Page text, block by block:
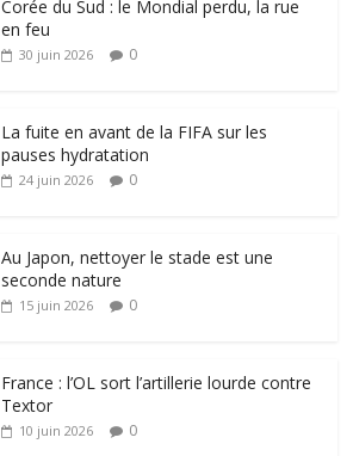
Corée du Sud : le Mondial perdu, la rue
en feu
30 juin 2026 0
La fuite en avant de la FIFA sur les
pauses hydratation
24 juin 2026 0
Au Japon, nettoyer le stade est une
seconde nature
15 juin 2026 0
France : l’OL sort l’artillerie lourde contre
Textor
10 juin 2026 0